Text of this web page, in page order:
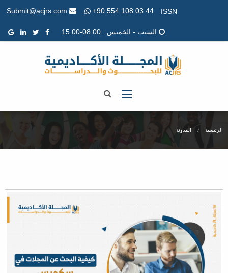
ISSN
+90 554 108 03 44
السبت - الخميس : 08:00-15:00
الرئيسية المدونة